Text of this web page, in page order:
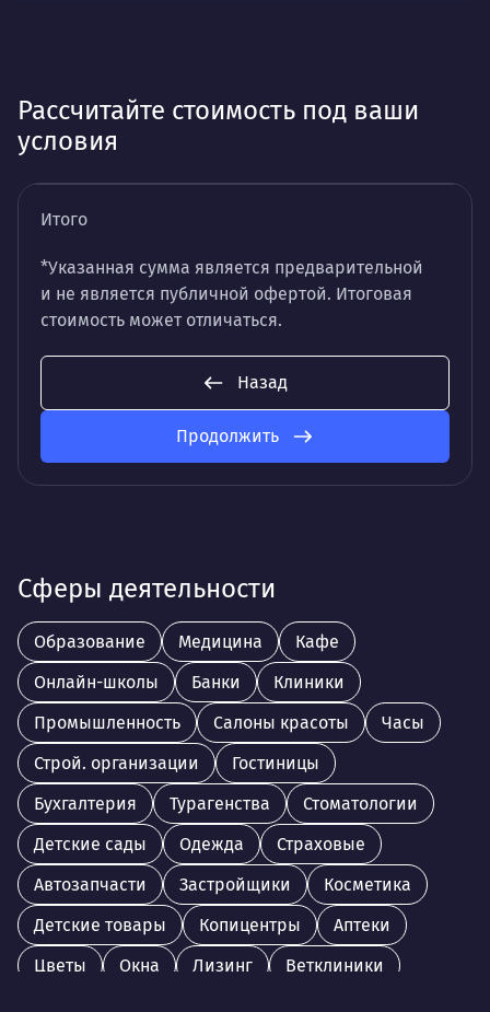
Рассчитайте стоимость под ваши
условия
Итого
*Указанная сумма является предварительной
и не является публичной офертой. Итоговая
стоимость может отличаться.
Назад
Продолжить
Сферы деятельности
Образование Медицина
Кафе
Онлайн-школы
Банки
Клиники
Промышленность
Салоны красоты
Часы
Строй. организации
Гостиницы
Бухгалтерия
Турагенства
Стоматологии
Детские сады
Одежда
Страховые
Автозапчасти
Застройщики
Косметика
Детские товары
Копицентры
Аптеки
Цветы
Окна Лизинг
Ветклиники